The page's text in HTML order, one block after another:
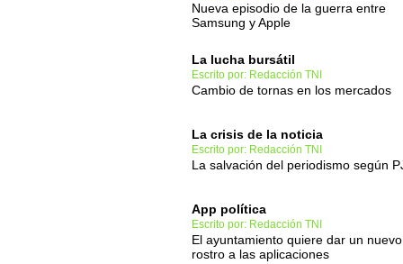
Nueva episodio de la guerra entre
Samsung y Apple
La lucha bursátil
Escrito por: Redacción TNI
Cambio de tornas en los mercados
La crisis de la noticia
Escrito por: Redacción TNI
La salvación del periodismo según
App política
Escrito por: Redacción TNI
El ayuntamiento quiere dar un nuevo
rostro a las aplicaciones